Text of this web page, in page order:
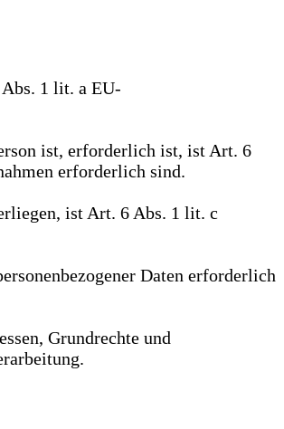
1 lit. a EU-
ist, erforderlich ist, ist Art. 6
erforderlich sind.
ist Art. 6 Abs. 1 lit. c
Daten erforderlich
Grundrechte und